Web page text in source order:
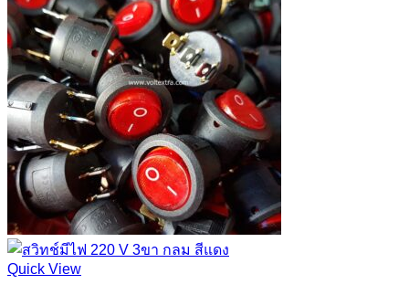
Quick View